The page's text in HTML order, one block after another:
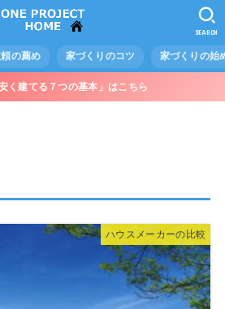
の薦め 家づくりのコツ 家づくりの始
SEARCH
く建てる７つの基本」はこちら
ハウスメーカーの比較